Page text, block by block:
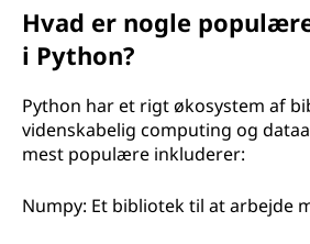
Hvad er nogle
i Python?
Python har et rigt økosystem af
videnskabelig computing og
mest populære inkluderer:
Numpy: Et bibliotek til at arbejde